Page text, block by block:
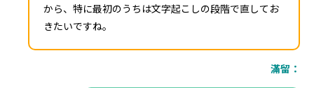
から、特に最初のうちは文字起こしの段階で直してお
きたいですね。
滿留：